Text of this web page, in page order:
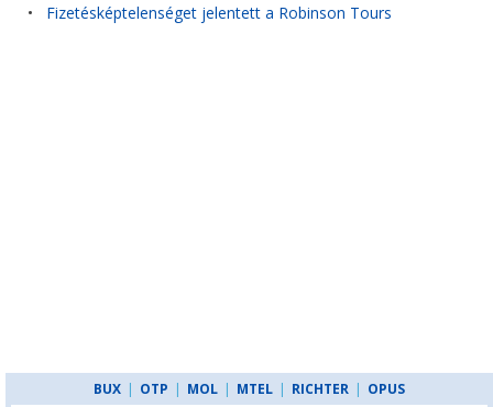
• Fizetésképtelenséget jelentett a Robinson Tours
BUX | OTP | MOL | MTEL | RICHTER | OPUS